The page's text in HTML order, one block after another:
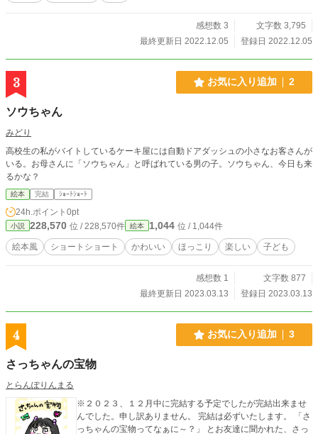
感想数 3
文字数 3,795
最終更新日 2022.12.05
登録日 2022.12.05
3 お気に入り追加 2
ソウちゃん
みどり
高校生の私がバイトしているケーキ屋には自動ドアダッシュの小さなお客さんが
いる。お母さんに「ソウちゃん」と呼ばれている男の子。ソウちゃん、今日も来
るかな？
絵本 完結 ｼｮｰﾄｼｮｰﾄ
24h.ポイント 0pt
小説 228,570 位 / 228,570件 絵本 1,044 位 / 1,044件
絵本風 ショートショート かわいい ほっこり 楽しい 子ども
感想数 1
文字数 877
最終更新日 2023.03.13
登録日 2023.03.13
4 お気に入り追加 3
さっちゃんの宝物
とらんぽりんまる
※２０２３、１２月中に完結する予定でしたが完結出来ませ
んでした。申し訳ありません。 完結は必ずいたします。 「さ
っちゃんの宝物ってなぁに～？」 とお友達に聞かれた、さっ